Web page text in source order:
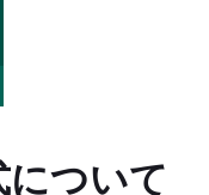
ついて